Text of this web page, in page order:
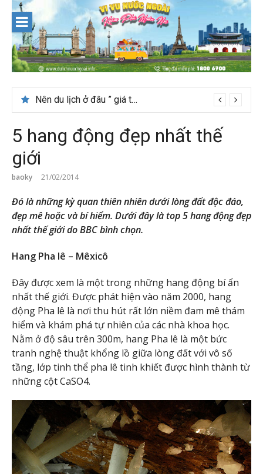
content
Nên du lịch ở đâu ” giá tốt” dịp lễ quốc khánh 2/9
5 hang động đẹp nhất thế
giới
baoky 21/02/2014
Đó là những kỳ quan thiên nhiên dưới lòng đất độc đáo,
đẹp mê hoặc và bí hiểm. Dưới đây là top 5 hang động đẹp
nhất thế giới do BBC bình chọn.
Hang Pha lê – Mêxicô
Đây được xem là một trong những hang động bí ẩn
nhất thế giới. Được phát hiện vào năm 2000, hang
động Pha lê là nơi thu hút rất lớn niềm đam mê thám
hiểm và khám phá tự nhiên của các nhà khoa học.
Nằm ở độ sâu trên 300m, hang Pha lê là một bức
tranh nghệ thuật khổng lồ giữa lòng đất với vô số
tầng, lớp tinh thể pha lê tinh khiết được hình thành từ
những cột CaSO4.